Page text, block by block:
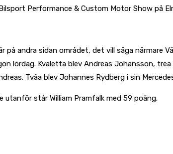
Performance & Custom Motor Show på
på andra sidan området, det vill säga
lördag. Kvaletta blev Andreas Johansson,
Tvåa blev Johannes Rydberg i sin
står William Pramfalk med 59 poäng.